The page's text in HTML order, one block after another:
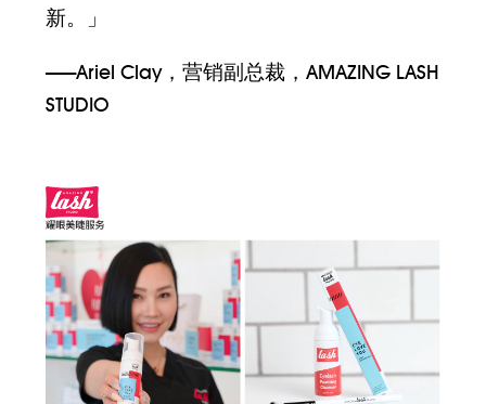
新。」
——Ariel Clay，营销副总裁，AMAZING LASH
STUDIO